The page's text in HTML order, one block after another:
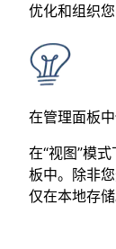
优化和组织您
在管理面板
在“视图”模
板中。除非
仅在本地存储